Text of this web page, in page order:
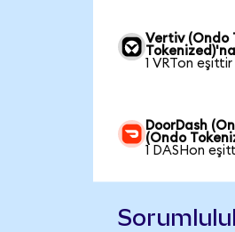
Vertiv (Ondo
Tokenized)'na
1 VRTon
DoorDash
(Ondo
1 DASHon